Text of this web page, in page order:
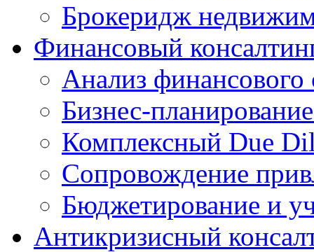
Брокеридж
Финансовый
Анализ финансового
Бизнес-
Комплексный Due
Сопровождение
Бюджетирование и
Антикризисный